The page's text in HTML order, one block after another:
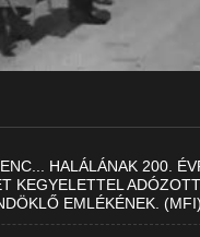
HALÁLÁNAK 200.
KEGYELETTEL
EMLÉKÉNEK. (MFI)